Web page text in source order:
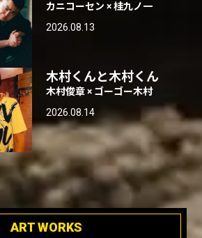
カニコーセン × 桂九ノ一
2026.08.13
木村くんと木村くん
木村俊章 × ゴーゴー木村
2026.08.14
ART WORKS